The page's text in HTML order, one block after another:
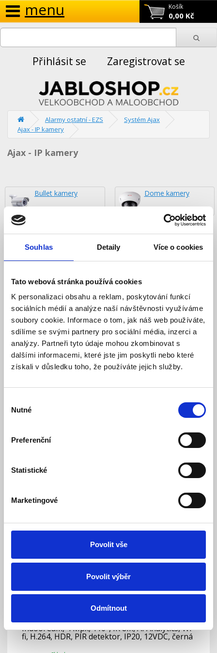
Souhlas Detaily Více o cookies
Tato webová stránka používá cookies
K personalizaci obsahu a reklam, poskytování funkcí
sociálních médií a analýze naší návštěvnosti využíváme
soubory cookie. Informace o tom, jak náš web používáte,
sdílíme se svými partnery pro sociální média, inzerci a
analýzy. Partneři tyto údaje mohou zkombinovat s
dalšími informacemi, které jste jim poskytli nebo které
získali v důsledku toho, že používáte jejich služby.
souhlasu
Nutné
Preferenční
Statistické
Marketingové
Povolit vše
Povolit výběr
Odmítnout
Košík
0,00 Kč
menu
Přihlásit se Zaregistrovat se
Alarmy ostatní - EZS
Systém Ajax
Ajax - IP kamery
Ajax - IP kamery
Bullet kamery Dome kamery
Turret kamery
Tříděno podle: Zobrazit:
IndoorCam, 4 Mpx, 110°, IR 8m, AI Analytics, Wi-
Dostupnost:
IndoorCam, 4 Mpx, 110°, IR 8m, AI Analytics, Wi-
fi, H.264, HDR, PIR detektor, IP20, 12VDC, černá